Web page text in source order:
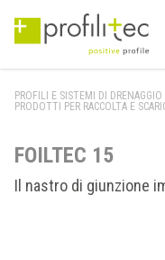
PROFILI E SISTEMI DI DRENAGGIO
PRODOTTI PER RACCOLTA E
FOILTEC 15
Il nastro di giunzione